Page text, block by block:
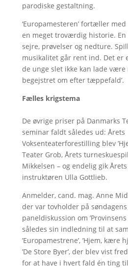
parodiske gestaltning.
‘Europamesteren’ fortæller
en meget troværdig historie.
sejre, prøvelser og nedture.
musikalitet går rent ind. Det er
de unge slet ikke kan lade være
begejstret om efter tæppefald’.
Fælles krigstema
De øvrige priser på Danmarks
seminar faldt således ud: Årets
Voksenteaterforestilling blev
Teater Grob, Årets
Mikkelsen – og endelig gik
instruktøren Ulla Gottlieb.
Anmelder, cand. mag. Anne
der var tovholder på
paneldiskussion om
således sin indledning til at
’Europamestrene’, ’Hjem, kære
’De Store Byer’, der blev vist
for at have i hvert fald én ting